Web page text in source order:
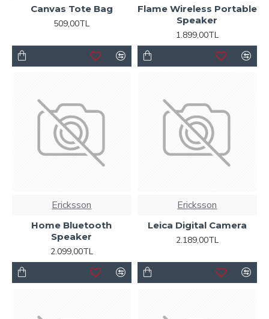
Canvas Tote Bag
509,00TL
Flame Wireless Portable
Speaker
1.899,00TL
Ericksson
Home Bluetooth
Speaker
2.099,00TL
Ericksson
Leica Digital Camera
2.189,00TL